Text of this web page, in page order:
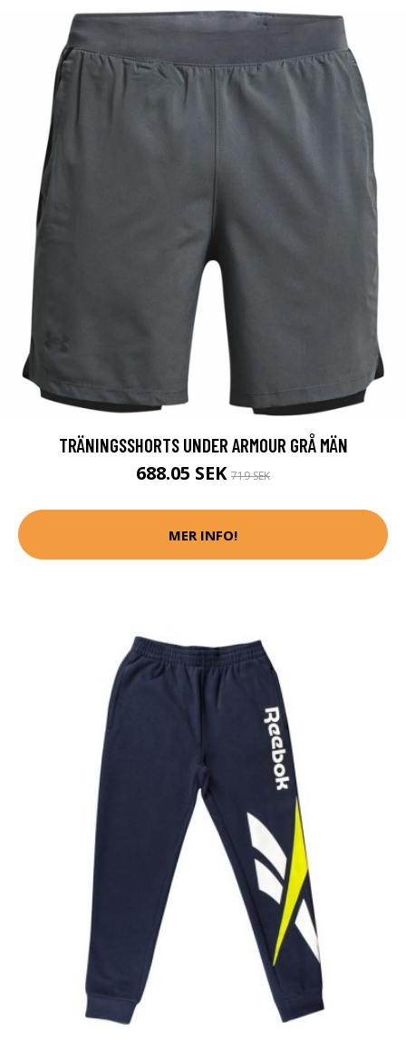
TRÄNINGSSHORTS UNDER ARMOUR GRÅ MÄN
688.05 SEK 719 SEK
MER INFO!